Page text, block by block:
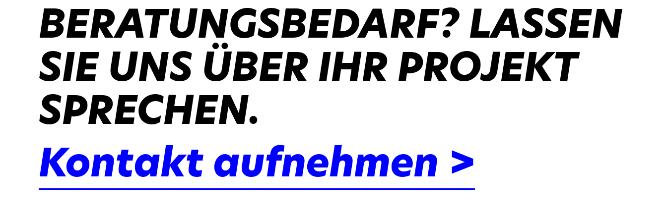
BERATUNGSBEDARF? LASSEN
SIE UNS ÜBER IHR PROJEKT
SPRECHEN.
Kontakt aufnehmen >